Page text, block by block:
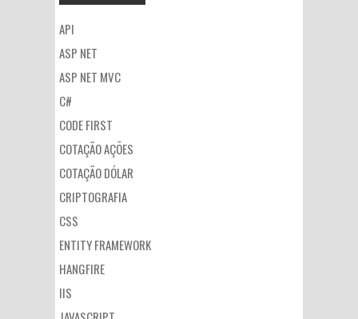
API
ASP NET
ASP NET MVC
C#
CODE FIRST
COTAÇÃO AÇÕES
COTAÇÃO DÓLAR
CRIPTOGRAFIA
CSS
ENTITY FRAMEWORK
HANGFIRE
IIS